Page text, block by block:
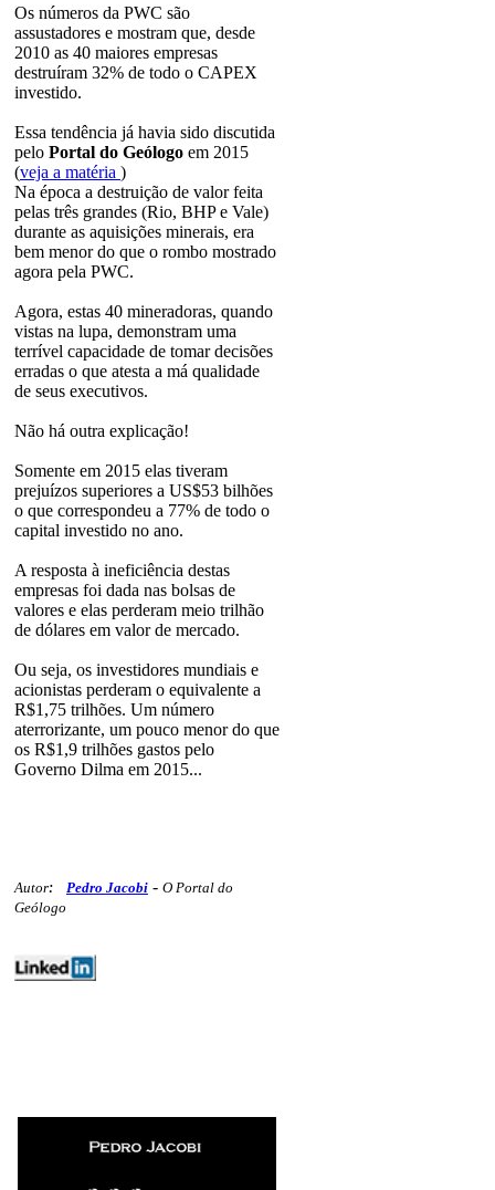
Os números da PWC são
assustadores e mostram que, desde
2010 as 40 maiores empresas
destruíram 32% de todo o CAPEX
investido.
Essa tendência já havia sido discutida
pelo Portal do Geólogo em 2015
(veja a matéria )
Na época a destruição de valor feita
pelas três grandes (Rio, BHP e Vale)
durante as aquisições minerais, era
bem menor do que o rombo mostrado
agora pela PWC.
Agora, estas 40 mineradoras, quando
vistas na lupa, demonstram uma
terrível capacidade de tomar decisões
erradas o que atesta a má qualidade
de seus executivos.
Não há outra explicação!
Somente em 2015 elas tiveram
prejuízos superiores a US$53 bilhões
o que correspondeu a 77% de todo o
capital investido no ano.
A resposta à ineficiência destas
empresas foi dada nas bolsas de
valores e elas perderam meio trilhão
de dólares em valor de mercado.
Ou seja, os investidores mundiais e
acionistas perderam o equivalente a
R$1,75 trilhões. Um número
aterrorizante, um pouco menor do que
os R$1,9 trilhões gastos pelo
Governo Dilma em 2015...
Autor: Pedro Jacobi - O Portal do
Geólogo